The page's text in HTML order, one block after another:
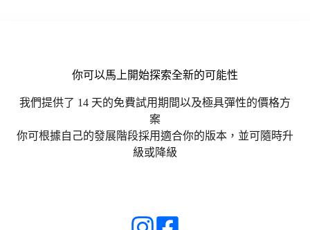
你可以馬上開始探索全新的可能性
我們提供了 14 天的免費試用期間以及極具彈性的價格方
案
你可根據自己的發展階段採用適合你的版本，並可隨時升
級或降級